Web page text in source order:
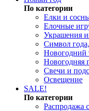
По категории
Елки и
Елочные
Украшения
Символ
Новогодний
Новогодняя
Свечи и
Освещение
SALE!
По категории
Распродажа